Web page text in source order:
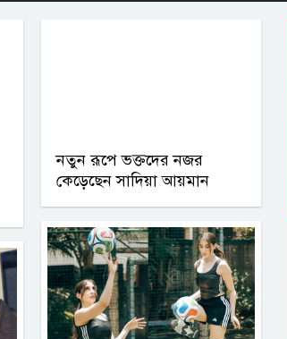
নতুন রূপে ভক্তদের নজর
কেড়েছেন সাদিয়া আয়মান